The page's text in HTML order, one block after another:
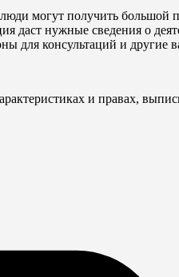
могут получить большой
даст нужные сведения о
для консультаций и другие
и правах,